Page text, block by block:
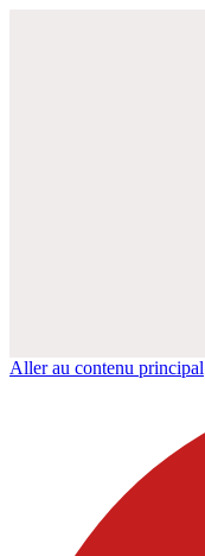
Aller au contenu principal